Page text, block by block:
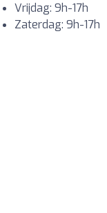
Vrijdag: 9h-17h
Zaterdag: 9h-17h